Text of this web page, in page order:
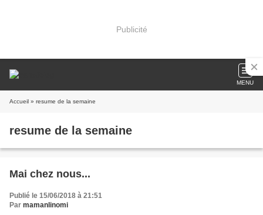
Publicité
MENU
Accueil » resume de la semaine
resume de la semaine
Mai chez nous...
Publié le 15/06/2018 à 21:51
Par mamanlinomi